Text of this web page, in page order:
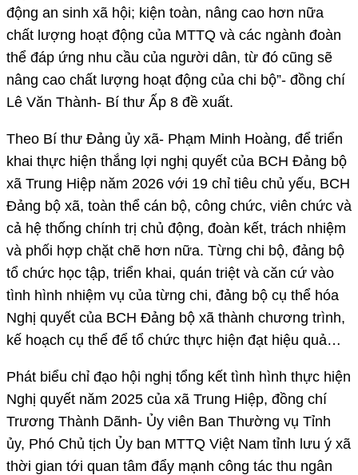
động an sinh xã hội; kiện toàn, nâng cao hơn nữa
chất lượng hoạt động của MTTQ và các ngành đoàn
thể đáp ứng nhu cầu của người dân, từ đó cũng sẽ
nâng cao chất lượng hoạt động của chi bộ”- đồng chí
Lê Văn Thành- Bí thư Ấp 8 đề xuất.
Theo Bí thư Đảng ủy xã- Phạm Minh Hoàng, để triển
khai thực hiện thắng lợi nghị quyết của BCH Đảng bộ
xã Trung Hiệp năm 2026 với 19 chỉ tiêu chủ yếu, BCH
Đảng bộ xã, toàn thể cán bộ, công chức, viên chức và
cả hệ thống chính trị chủ động, đoàn kết, trách nhiệm
và phối hợp chặt chẽ hơn nữa. Từng chi bộ, đảng bộ
tổ chức học tập, triển khai, quán triệt và căn cứ vào
tình hình nhiệm vụ của từng chi, đảng bộ cụ thể hóa
Nghị quyết của BCH Đảng bộ xã thành chương trình,
kế hoạch cụ thể để tổ chức thực hiện đạt hiệu quả…
Phát biểu chỉ đạo hội nghị tổng kết tình hình thực hiện
Nghị quyết năm 2025 của xã Trung Hiệp, đồng chí
Trương Thành Dãnh- Ủy viên Ban Thường vụ Tỉnh
ủy, Phó Chủ tịch Ủy ban MTTQ Việt Nam tỉnh lưu ý xã
thời gian tới quan tâm đẩy mạnh công tác thu ngân